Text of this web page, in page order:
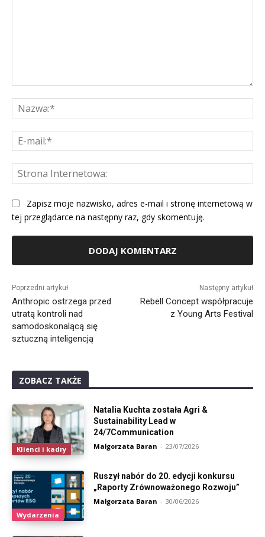
Zapisz moje nazwisko, adres e-mail i stronę internetową w
tej przeglądarce na następny raz, gdy skomentuję.
Poprzedni artykuł
Anthropic ostrzega przed
utratą kontroli nad
samodoskonalącą się
sztuczną inteligencją
Następny artykuł
Rebell Concept współpracuje
z Young Arts Festival
ZOBACZ TAKŻE
Klienci i kadry
Natalia Kuchta została Agri &
Sustainability Lead w
24/7Communication
Małgorzata Baran - 23/07/2026
Wydarzenia
Ruszył nabór do 20. edycji konkursu
„Raporty Zrównoważonego Rozwoju”
Małgorzata Baran - 30/06/2026